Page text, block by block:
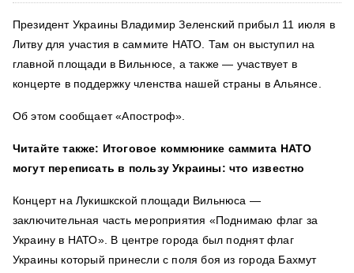
Президент Украины Владимир Зеленский прибыл 11 июля в
Литву для участия в саммите НАТО. Там он выступил на
главной площади в Вильнюсе, а также — участвует в
концерте в поддержку членства нашей страны в Альянсе.
Об этом сообщает «Апостроф».
Читайте также: Итоговое коммюнике саммита НАТО
могут переписать в пользу Украины: что известно
Концерт на Лукишкской площади Вильнюса —
заключительная часть мероприятия «Поднимаю флаг за
Украину в НАТО». В центре города был поднят флаг
Украины который принесли с поля боя из города Бахмут